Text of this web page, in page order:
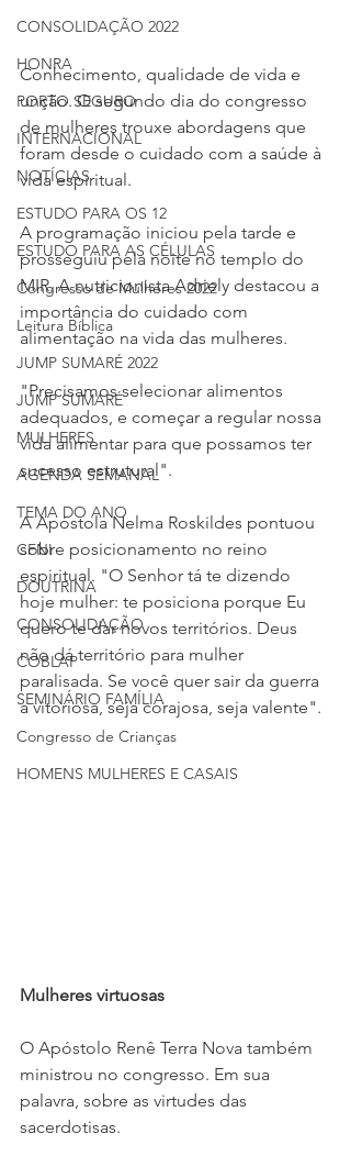
CONSOLIDAÇÃO 2022
HONRA
PORTO SEGURO
INTERNACIONAL
NOTÍCIAS
ESTUDO PARA OS 12
ESTUDO PARA AS CÉLULAS
Congresso de Mulheres 2022
Leitura Bíblica
JUMP SUMARÉ 2022
JUMP SUMARÉ
MULHERES
AGENDA SEMANAL
TEMA DO ANO
CFNI
DOUTRINA
CONSOLIDAÇÃO
COBLAP
SEMINÁRIO FAMÍLIA
Congresso de Crianças
HOMENS MULHERES E CASAIS
Conhecimento, qualidade de vida e
unção. O segundo dia do congresso
de mulheres trouxe abordagens que
foram desde o cuidado com a saúde à
vida espiritual.
A programação iniciou pela tarde e
prosseguiu pela noite no templo do
MIR. A nutricionista Adriely destacou a
importância do cuidado com
alimentação na vida das mulheres.
"Precisamos selecionar alimentos
adequados, e começar a regular nossa
vida alimentar para que possamos ter
sucesso estrutural".
A Apóstola Nelma Roskildes pontuou
sobre posicionamento no reino
espiritual. "O Senhor tá te dizendo
hoje mulher: te posiciona porque Eu
quero te dar novos territórios. Deus
não dá território para mulher
paralisada. Se você quer sair da guerra
a vitoriosa, seja corajosa, seja valente".
Mulheres virtuosas
O Apóstolo Renê Terra Nova também
ministrou no congresso. Em sua
palavra, sobre as virtudes das
sacerdotisas.